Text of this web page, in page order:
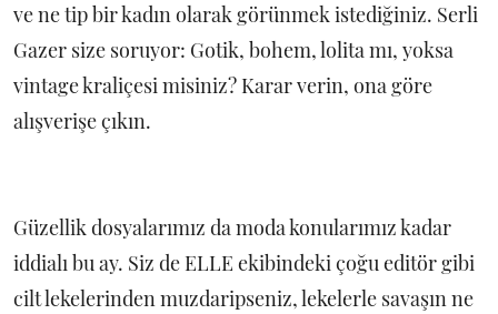
ve ne tip bir kadın olarak görünmek istediğiniz. Serli
Gazer size soruyor: Gotik, bohem, lolita mı, yoksa
vintage kraliçesi misiniz? Karar verin, ona göre
alışverişe çıkın.
Güzellik dosyalarımız da moda konularımız kadar
iddialı bu ay. Siz de ELLE ekibindeki çoğu editör gibi
cilt lekelerinden muzdaripseniz, lekelerle savaşın ne